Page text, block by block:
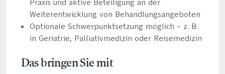
Praxis und aktive Beteiligung an der
Weiterentwicklung von Behandlungsangeboten
Optionale Schwerpunktsetzung möglich – z. B.
in Geriatrie, Palliativmedizin oder Reisemedizin
Das bringen Sie mit